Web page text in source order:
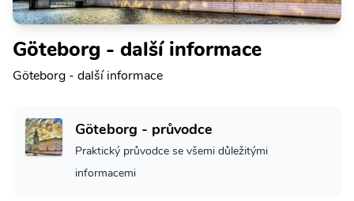
Göteborg - další informace
Göteborg - další informace
Göteborg - průvodce
Praktický průvodce se všemi důležitými
informacemi